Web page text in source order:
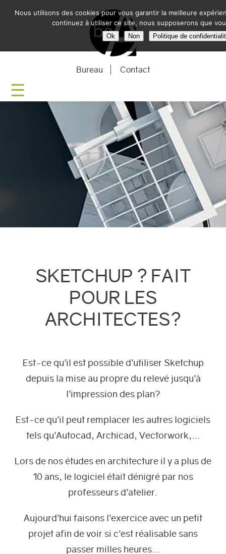
BE-
Bureau Contact
SKETCHUP ? FAIT
POUR LES
ARCHITECTES?
Est-ce qu’il est possible d’utiliser Sketchup
depuis la mise au propre du relevé jusqu’à
l’impression des plan?
Est-ce qu’il peut remplacer les autres logiciels
tels qu’Autocad, Archicad, Vectorwork,…
Lors de nos études en architecture il y a plus de
10 ans, le logiciel était dénigré par nos
professeurs d’atelier.
Aujourd’hui faisons l’exercice avec un petit
projet afin de voir si c’est réalisable sans
passer milles heures…
Nous utilisons des cookies pour vous garantir la meilleure
continuez à utiliser ce site, nous supposerons que
Ok Non Politique de